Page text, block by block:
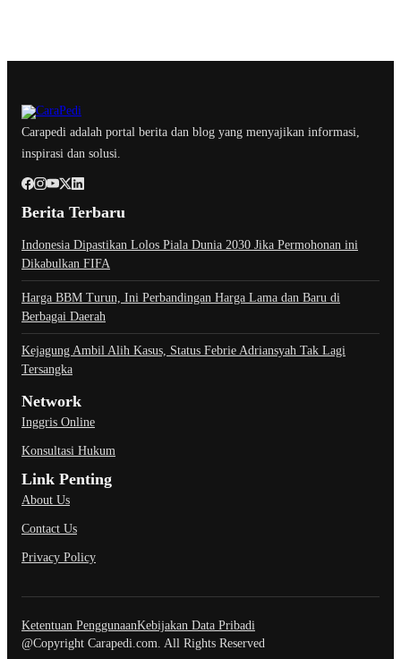
Carapedi adalah portal berita dan blog yang menyajikan informasi,
inspirasi dan solusi.
Berita Terbaru
Indonesia Dipastikan Lolos Piala Dunia 2030 Jika Permohonan ini
Dikabulkan FIFA
Harga BBM Turun, Ini Perbandingan Harga Lama dan Baru di
Berbagai Daerah
Kejagung Ambil Alih Kasus, Status Febrie Adriansyah Tak Lagi
Tersangka
Network
Inggris Online
Konsultasi Hukum
Link Penting
About Us
Contact Us
Privacy Policy
Ketentuan PenggunaanKebijakan Data Pribadi
@Copyright Carapedi.com. All Rights Reserved